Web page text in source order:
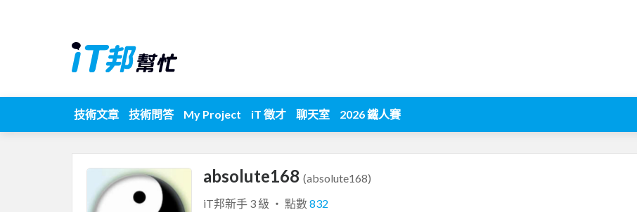
技術文章 技術問答 My Project iT 徵才 聊天室 2026 鐵人賽
absolute168 (absolute168)
iT邦新手 3 級 ‧ 點數832